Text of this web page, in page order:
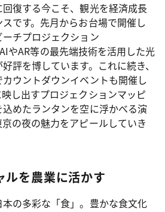
復する今こそ、観光を経済成長
です。先月からお台場で開催し
チプロジェクション
AIやAR等の最先端技術を活用した光
評を博しています。これに続き、
ウントダウンイベントも開催し
し出すプロジェクションマッピ
めたランタンを空に浮かべる演
の夜の魅力をアピールしていき
ルを農業に活かす
の多彩な「食」。豊かな食文化